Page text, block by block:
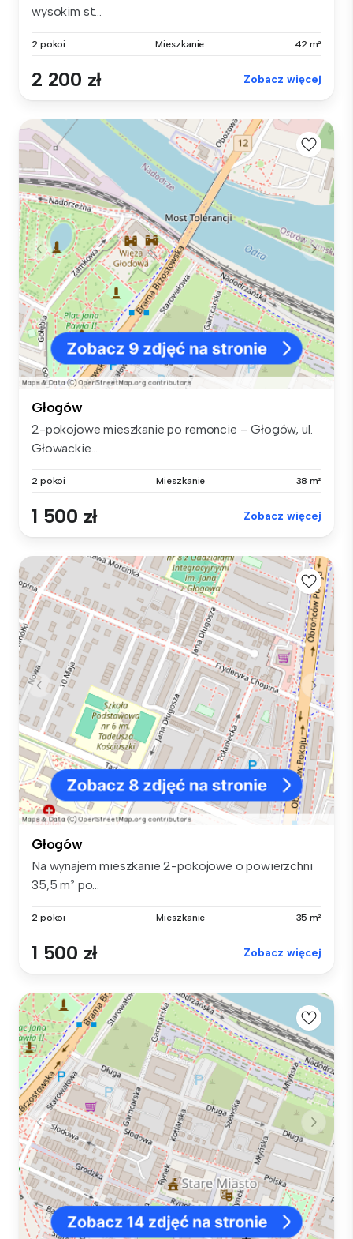
wysokim st...
2 pokoi Mieszkanie 42 m²
2 200 zł Zobacz więcej
Głogów
2-pokojowe mieszkanie po remoncie – Głogów, ul.
Głowackie...
2 pokoi Mieszkanie 38 m²
1 500 zł Zobacz więcej
Głogów
Na wynajem mieszkanie 2-pokojowe o powierzchni
35,5 m² po...
2 pokoi Mieszkanie 35 m²
1 500 zł Zobacz więcej